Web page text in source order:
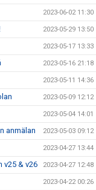
2023-06-02 11:30
2023-05-29 13:50
2023-05-17 13:33
2023-05-16 21:18
2023-05-11 14:36
2023-05-09 12:12
2023-05-04 14:01
anmälan 2023-05-03 09:12
2023-04-27 13:44
v25 & v26 2023-04-27 12:48
2023-04-22 00:26